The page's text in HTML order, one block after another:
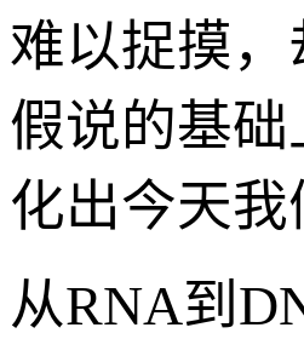
难以捉摸
假说的基
化出今天
从RNA到